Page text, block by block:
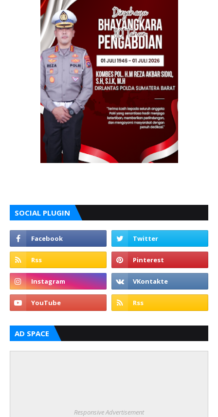
SOCIAL PLUGIN
AD SPACE
Responsive Advertisement